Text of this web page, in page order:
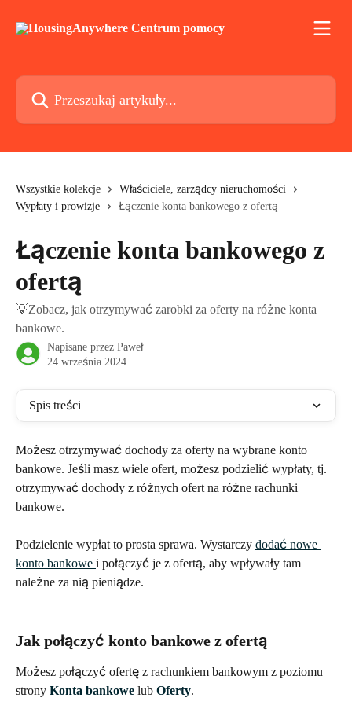
Przeszukaj artykuły...
Wszystkie kolekcje
Właściciele, zarządcy nieruchomości
Wypłaty i prowizje
Łączenie konta bankowego z ofertą
Łączenie konta bankowego z
ofertą
💡Zobacz, jak otrzymywać zarobki za oferty na różne konta
bankowe.
Napisane przez Paweł
24 września 2024
Spis treści
Możesz otrzymywać dochody za oferty na wybrane konto
bankowe. Jeśli masz wiele ofert, możesz podzielić wypłaty, tj.
otrzymywać dochody z różnych ofert na różne rachunki
bankowe.
Podzielenie wypłat to prosta sprawa. Wystarczy dodać nowe
konto bankowe i połączyć je z ofertą, aby wpływały tam
należne za nią pieniądze.
Jak połączyć konto bankowe z ofertą
Możesz połączyć ofertę z rachunkiem bankowym z poziomu
strony Konta bankowe lub Oferty.